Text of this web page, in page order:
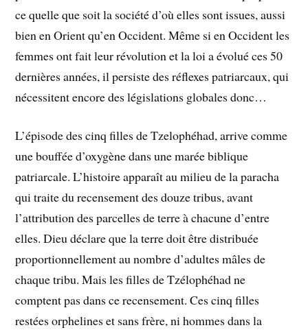
ce quelle que soit la société d’où elles sont issues, aussi
bien en Orient qu’en Occident. Même si en Occident les
femmes ont fait leur révolution et la loi a évolué ces 50
dernières années, il persiste des réflexes patriarcaux, qui
nécessitent encore des législations globales donc…
L’épisode des cinq filles de Tzelophéhad, arrive comme
une bouffée d’oxygène dans une marée biblique
patriarcale. L’histoire apparaît au milieu de la paracha
qui traite du recensement des douze tribus, avant
l’attribution des parcelles de terre à chacune d’entre
elles. Dieu déclare que la terre doit être distribuée
proportionnellement au nombre d’adultes mâles de
chaque tribu. Mais les filles de Tzélophéhad ne
comptent pas dans ce recensement. Ces cinq filles
restées orphelines et sans frère, ni hommes dans la